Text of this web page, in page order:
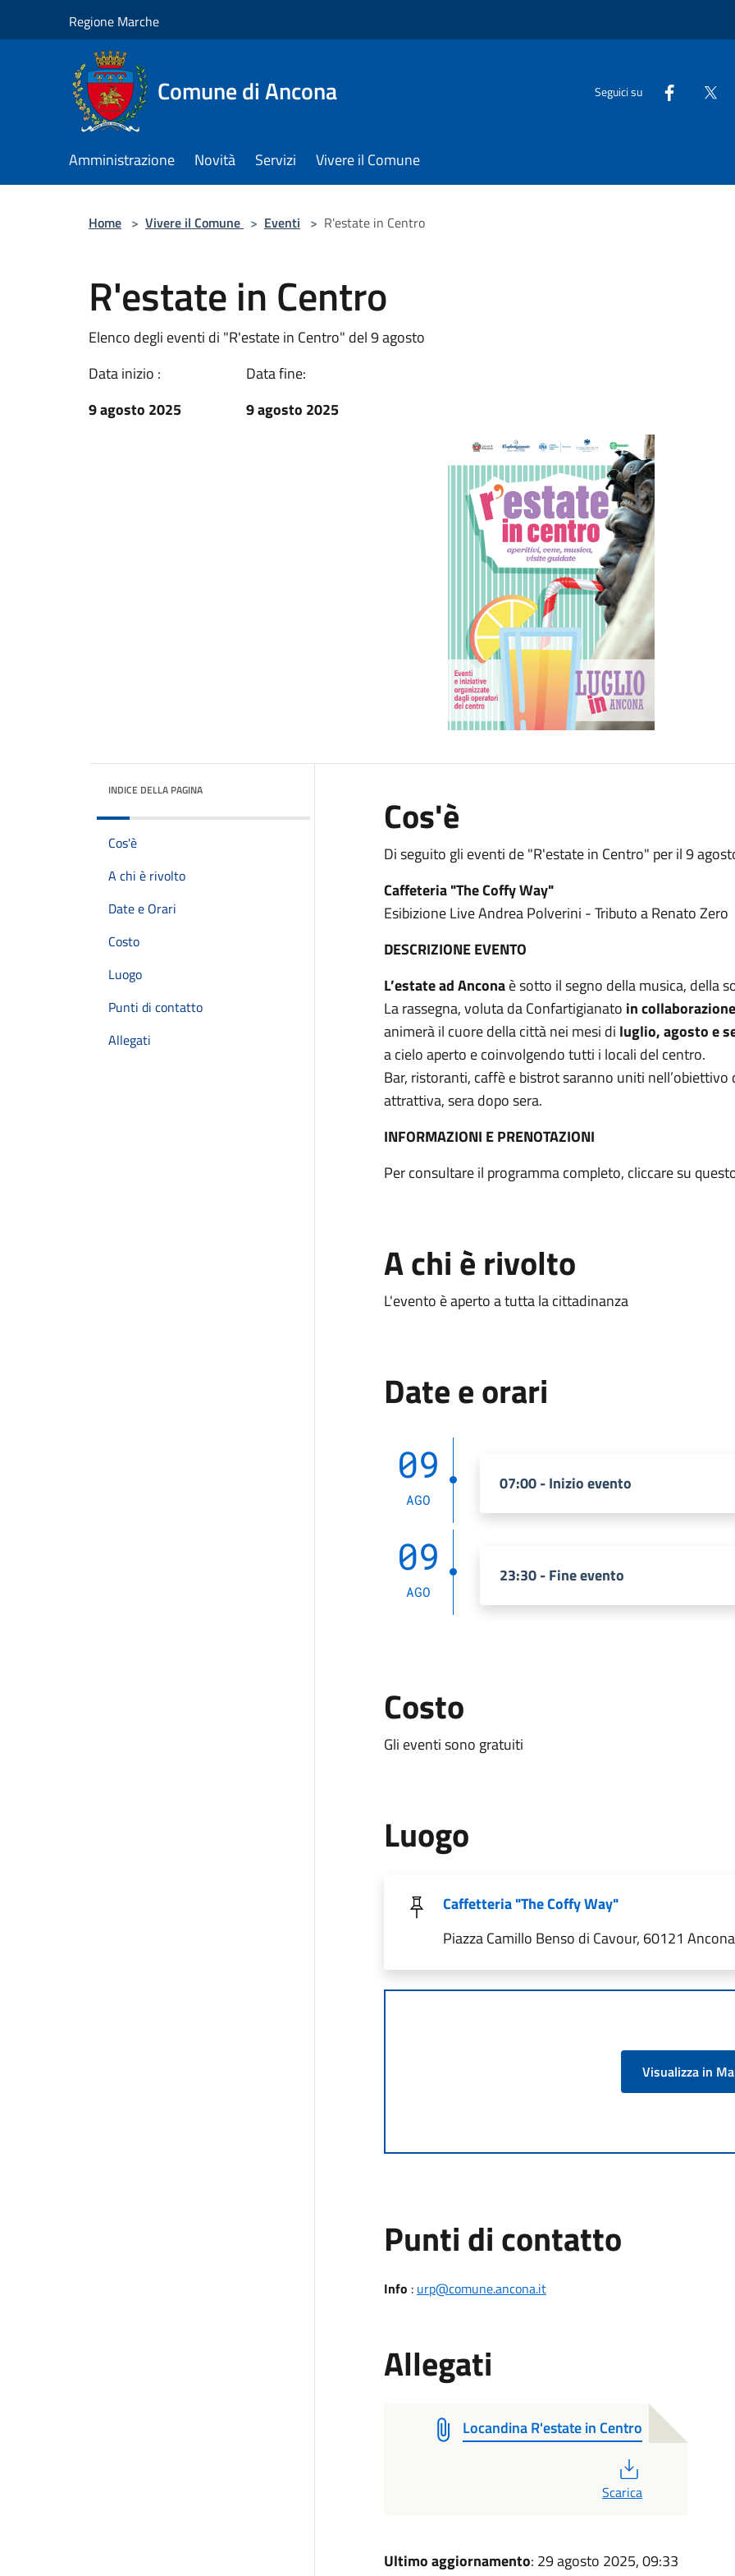
Regione Marche
Comune di Ancona Seguici su
Amministrazione Novità Servizi Vivere il Comune
Home > Vivere il Comune > Eventi > R'estate in Centro
R'estate in Centro
Elenco degli eventi di "R'estate in Centro" del 9 agosto
Data inizio :
9 agosto 2025
Data fine:
9 agosto 2025
INDICE DELLA PAGINA
Cos'è
A chi è rivolto
Date e Orari
Costo
Luogo
Punti di contatto
Allegati
Cos'è
Di seguito gli eventi de "R'estate in Centro" per il 9
Caffeteria "The Coffy Way"
Esibizione Live Andrea Polverini - Tributo a Renato Zero
DESCRIZIONE EVENTO
L’estate ad Anconaè sotto il segno della musica, della
La rassegna, voluta da Confartigianato in
animerà il cuore della città nei mesi di luglio, agosto e
a cielo aperto e coinvolgendo tutti i locali del centro.
Bar, ristoranti, caffè e bistrot saranno uniti
attrattiva, sera dopo sera.
INFORMAZIONI E PRENOTAZIONI
Per consultare il programma completo, cliccare su
A chi è rivolto
L'evento è aperto a tutta la cittadinanza
Date e orari
09
AGO
07:00 - Inizio evento
09
AGO
23:30 - Fine evento
Costo
Gli eventi sono gratuiti
Luogo
Caffetteria "The Coffy Way"
Piazza Camillo Benso di Cavour, 60121
Visualizza in
Punti di contatto
Info : urp@comune.ancona.it
Allegati
Locandina R'estate in Centro
Scarica
Ultimo aggiornamento: 29 agosto 2025, 09:33